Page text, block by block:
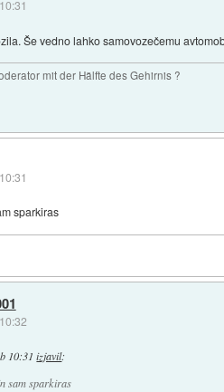
Še vedno lahko samovozečemu
mit der Hälfte des Gehirnis ?
sparkiras
10:31 izjavil:
sam sparkiras